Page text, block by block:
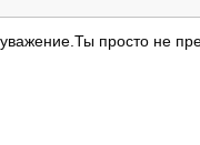
просто не